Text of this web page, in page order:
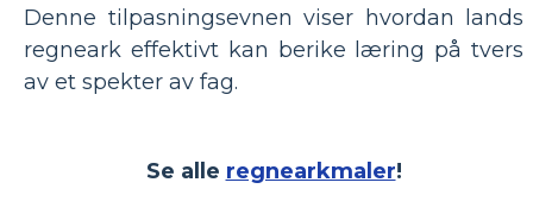
Denne tilpasningsevnen viser hvordan lands
regneark effektivt kan berike læring på tvers
av et spekter av fag.
Se alle regnearkmaler!